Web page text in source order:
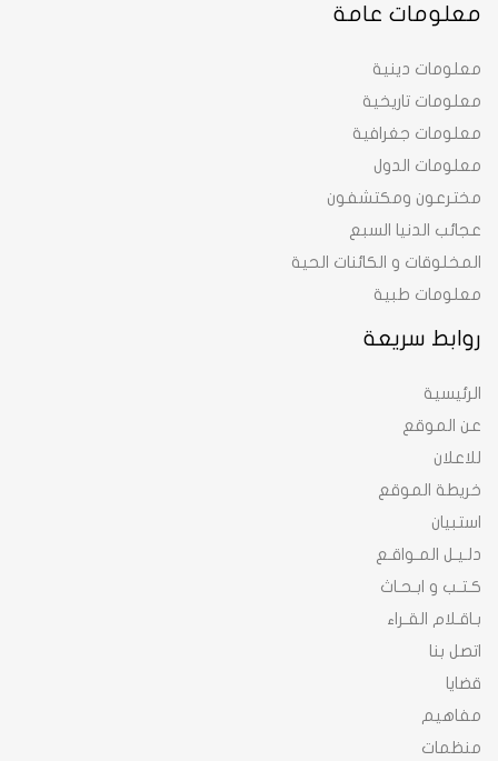
روابط سريعة
الرئيسية
عن الموقع
للاعلان
خريطة الموقع
استبيان
دلـيـل المـواقـع
كـتـب و ابـحـاث
بـاقـلام القـراء
اتصل بنا
قضايا
مفاهيم
منظمات
معلومات عامة
معلومات دينية
معلومات تاريخية
معلومات جغرافية
معلومات الدول
مخترعون ومكتشفون
عجائب الدنيا السبع
المخلوقات و الكائنات الحية
معلومات طبية